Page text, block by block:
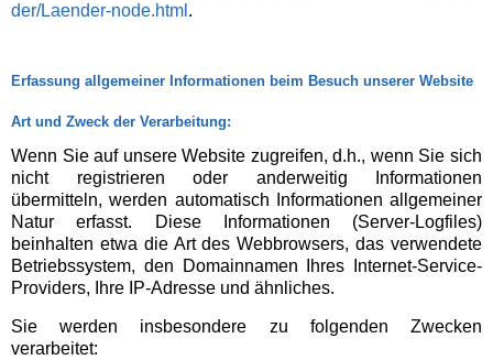
der/Laender-node.html .
Erfassung allgemeiner Informationen beim Besuch unserer Website
Art und Zweck der Verarbeitung:
Wenn Sie auf unsere Website zugreifen, d.h., wenn Sie sich
nicht registrieren oder anderweitig Informationen
übermitteln, werden automatisch Informationen allgemeiner
Natur erfasst. Diese Informationen (Server-Logfiles)
beinhalten etwa die Art des Webbrowsers, das verwendete
Betriebssystem, den Domainnamen Ihres Internet-Service-
Providers, Ihre IP-Adresse und ähnliches.
Sie werden insbesondere zu folgenden Zwecken
verarbeitet: